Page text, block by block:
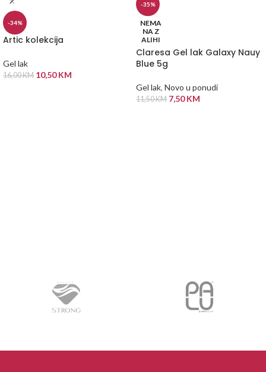
-34%
Artic kolekcija
Gel lak
16,00KM 10,50KM
-35%
NEMA
NA Z
ALIHI
Claresa Gel lak Galaxy Nauy
Blue 5g
Gel lak, Novo u ponudi
11,50KM 7,50KM